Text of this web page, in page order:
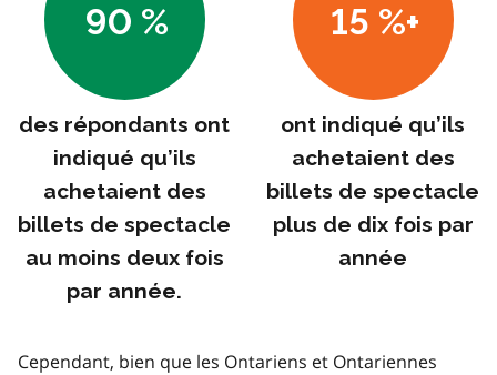
90 %
des répondants ont
indiqué qu’ils
achetaient des
billets de spectacle
au moins deux fois
par année.
15 %+
ont indiqué qu’ils
achetaient des
billets de spectacle
plus de dix fois par
année
Cependant, bien que les Ontariens et Ontariennes